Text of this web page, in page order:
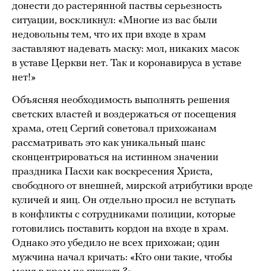
донести до растерянной паствы серьезность
ситуации, воскликнул: «Многие из вас были
недовольны тем, что их при входе в храм
заставляют надевать маску: мол, никаких масок
в уставе Церкви нет. Так и коронавируса в уставе
нет!»
Объясняя необходимость выполнять решения
светских властей и воздержаться от посещения
храма, отец Сергий советовал прихожанам
рассматривать это как уникальный шанс
сконцентрироваться на истинном значении
праздника Пасхи как воскресения Христа,
свободного от внешней, мирской атрибутики вроде
куличей и яиц. Он отдельно просил не вступать
в конфликты с сотрудниками полиции, которые
готовились поставить кордон на входе в храм.
Однако это убедило не всех прихожан; один
мужчина начал кричать: «Кто они такие, чтобы